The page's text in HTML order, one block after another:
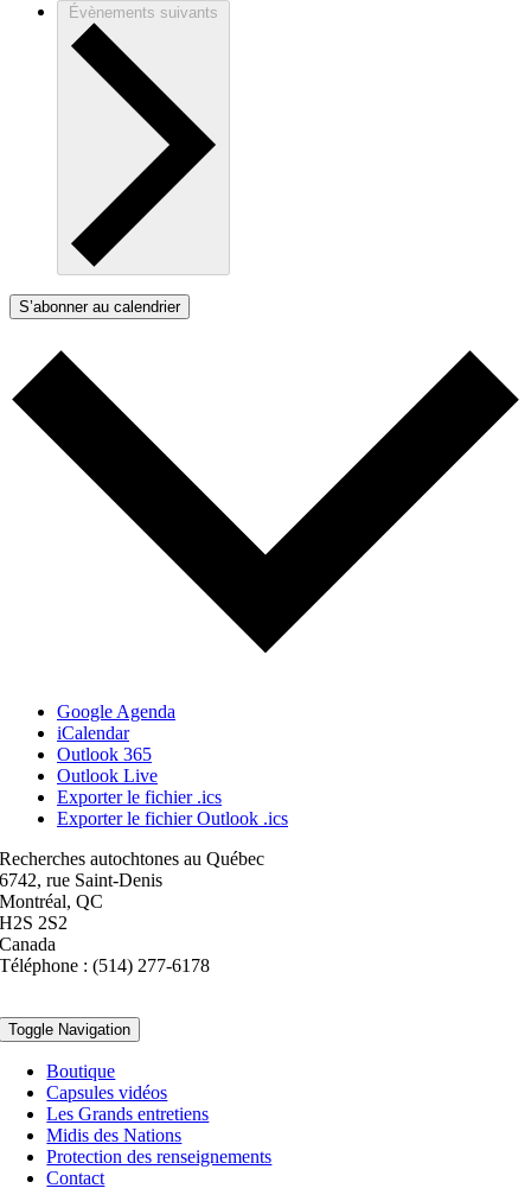
Évènements suivants
S’abonner au calendrier
Google Agenda
iCalendar
Outlook 365
Outlook Live
Exporter le fichier .ics
Exporter le fichier Outlook .ics
Recherches autochtones au Québec
6742, rue Saint-Denis
Montréal, QC
H2S 2S2
Canada
Téléphone : (514) 277-6178
Toggle Navigation
Boutique
Capsules vidéos
Les Grands entretiens
Midis des Nations
Protection des renseignements
Contact